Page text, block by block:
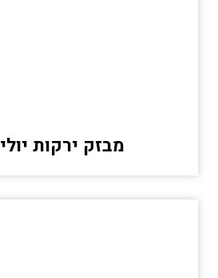
מבזק ירקות יולי 2026